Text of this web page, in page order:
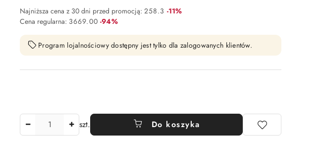
Najniższa cena z 30 dni przed promocją: 258.3 Rabat:
-11%
Cena regularna: 3669.00 Rabat:
-94%
Program lojalnościowy dostępny jest tylko dla zalogowanych klientów.
szt. Do koszyka